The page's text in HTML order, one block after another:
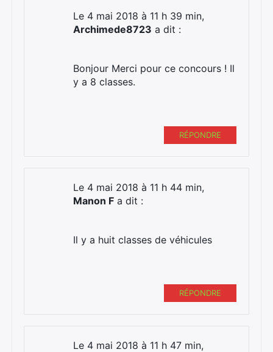
Le 4 mai 2018 à 11 h 39 min,
Archimede8723 a dit :
Bonjour Merci pour ce concours ! Il
y a 8 classes.
RÉPONDRE
Le 4 mai 2018 à 11 h 44 min,
Manon F a dit :
Il y a huit classes de véhicules
RÉPONDRE
Le 4 mai 2018 à 11 h 47 min,